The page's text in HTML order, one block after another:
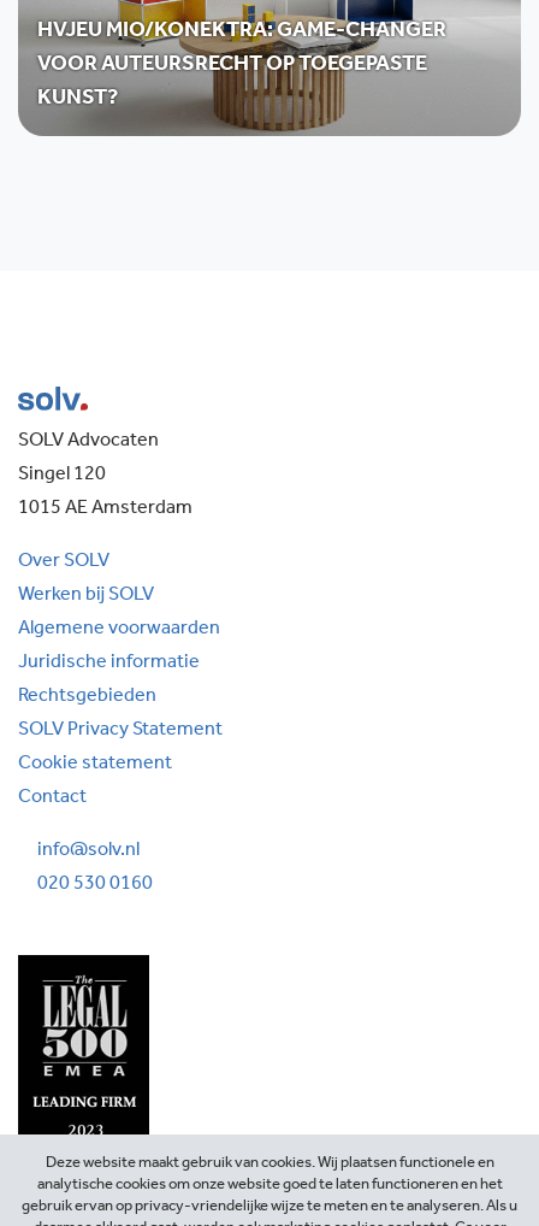
HVJEU MIO/KONEKTRA: GAME-CHANGER
VOOR AUTEURSRECHT OP TOEGEPASTE
KUNST?
SOLV Advocaten
Singel 120
1015 AE Amsterdam
Over SOLV
Werken bij SOLV
Algemene voorwaarden
Juridische informatie
Rechtsgebieden
SOLV Privacy Statement
Cookie statement
Contact
info@solv.nl
020 530 0160
Deze website maakt gebruik van cookies. Wij plaatsen functionele en
analytische cookies om onze website goed te laten functioneren en het
gebruik ervan op privacy-vriendelijke wijze te meten en te analyseren. Als u